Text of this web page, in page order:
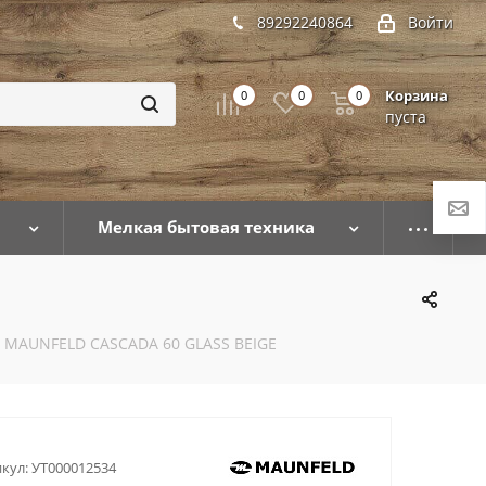
Войти
89292240864
0 0 Корзина
пуста
0
Мелкая бытовая техника
CASCADA 60 GLASS BEIGE
УТ000012534